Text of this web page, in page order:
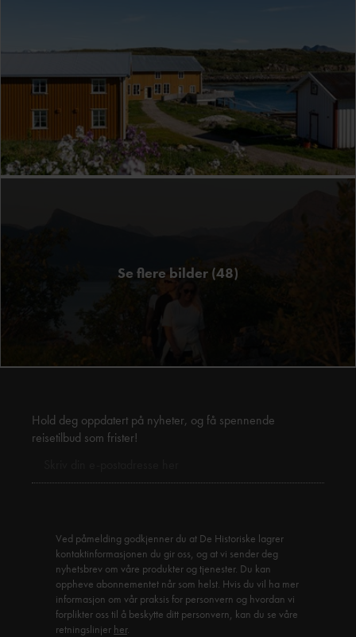
Fotograf:
Se flere bilder (48)
Hold deg oppdatert på nyheter, og få spennende
reisetilbud som frister!
Ved påmelding godkjenner du at De Historiske lagrer
kontaktinformasjonen du gir oss, og at vi sender deg
nyhetsbrev om våre produkter og tjenester. Du kan
oppheve abonnementet når som helst. Hvis du vil ha mer
informasjon om vår praksis for personvern og hvordan vi
forplikter oss til å beskytte ditt personvern, kan du se våre
retningslinjer her.